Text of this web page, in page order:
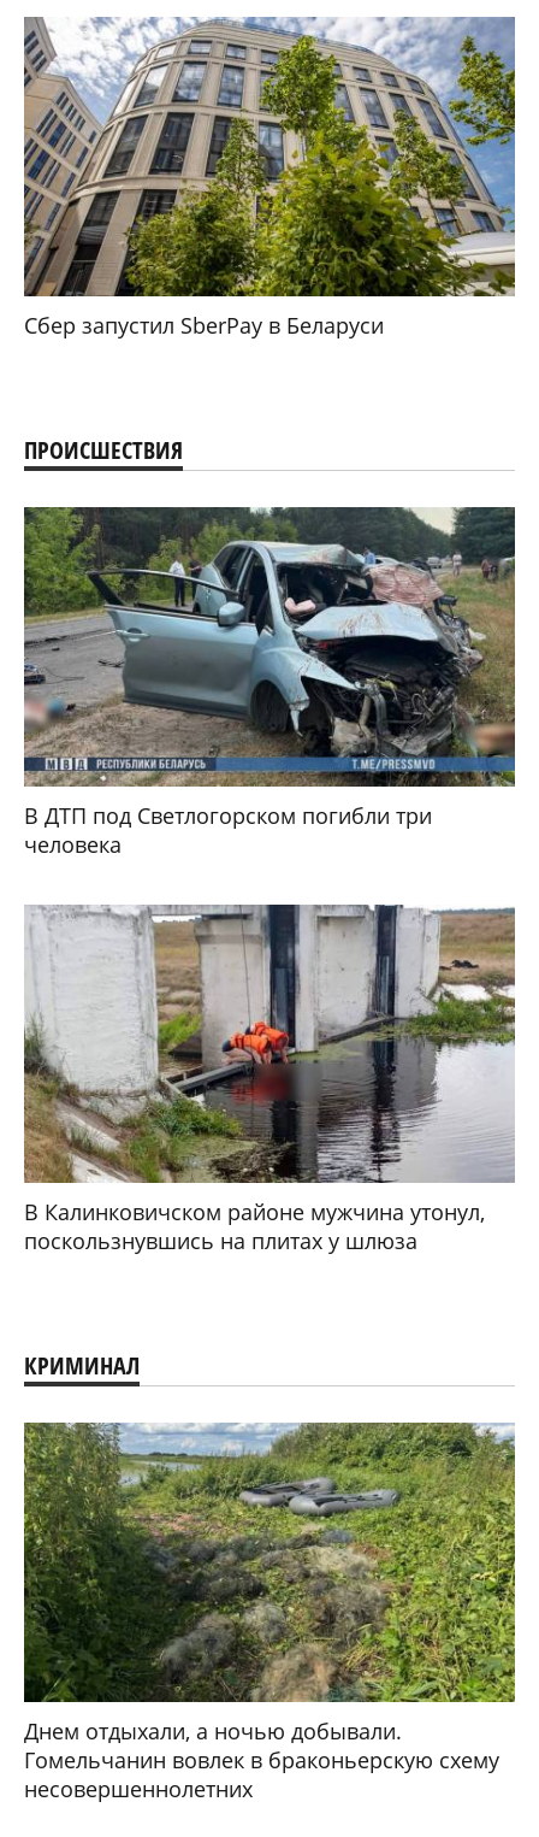
Сбер запустил SberPay в Беларуси
ПРОИСШЕСТВИЯ
В ДТП под Светлогорском погибли три
человека
В Калинковичском районе мужчина утонул,
поскользнувшись на плитах у шлюза
КРИМИНАЛ
Днем отдыхали, а ночью добывали.
Гомельчанин вовлек в браконьерскую схему
несовершеннолетних